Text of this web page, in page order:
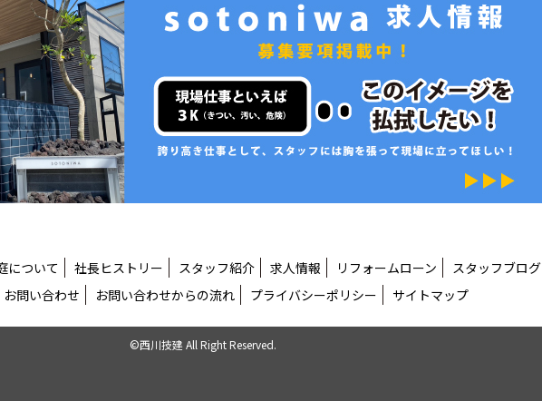
について 社長ヒストリー スタッフ紹介 求人情報 リフォームローン
スタッフブログ
お問い合わせ お問い合わせからの流れ プライバシーポリシー サイトマップ
©西川技建 All Right Reserved.